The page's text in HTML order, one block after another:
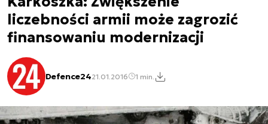
liczebności armii może zagrozić
finansowaniu modernizacji
Defence2421.01.2016 1 min.